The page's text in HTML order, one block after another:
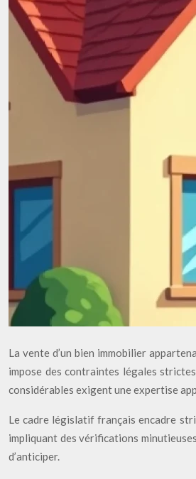
La vente d’un bien immobilier
impose des contraintes légales
considérables exigent une expertise
Le cadre législatif français encadre
impliquant des vérifications
d’anticiper.